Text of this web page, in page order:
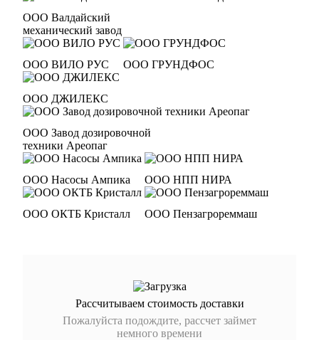
ООО Валдайский
механический завод
ООО ВИЛО РУС ООО ГРУНДФОС
ООО ДЖИЛЕКС
ООО Завод дозировочной
техники Ареопаг
ООО Насосы Ампика ООО НПП НИРА
ООО ОКТБ Кристалл ООО Пензагрореммаш
Рассчитываем стоимость доставки
Пожалуйста подождите, рассчет займет
немного времени